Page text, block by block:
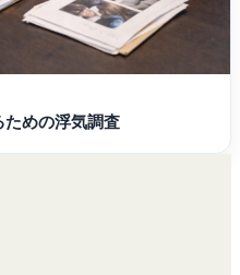
ための浮気調査